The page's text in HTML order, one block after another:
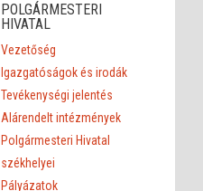
POLGÁRMESTERI
HIVATAL
Vezetőség
Igazgatóságok és irodák
Tevékenységi jelentés
Alárendelt intézmények
Polgármesteri Hivatal
székhelyei
Pályázatok